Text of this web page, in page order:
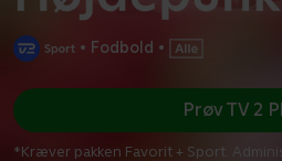
• Fodbold •
Prøv TV 2
*Kræver pakken Favorit + Sport.